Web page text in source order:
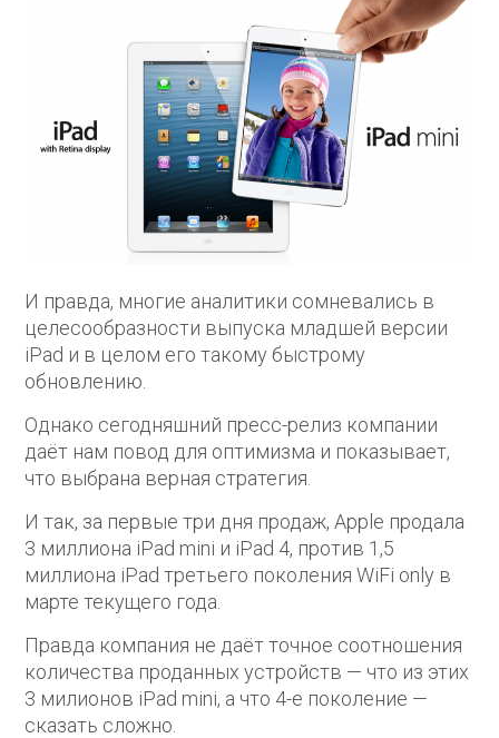
И правда, многие аналитики сомневались в
целесообразности выпуска младшей версии
iPad и в целом его такому быстрому
обновлению.
Однако сегодняшний пресс-релиз компании
даёт нам повод для оптимизма и показывает,
что выбрана верная стратегия.
И так, за первые три дня продаж, Apple продала
3 миллиона iPad mini и iPad 4, против 1,5
миллиона iPad третьего поколения WiFi only в
марте текущего года.
Правда компания не даёт точное соотношения
количества проданных устройств — что из этих
3 милионов iPad mini, а что 4-е поколение —
сказать сложно.